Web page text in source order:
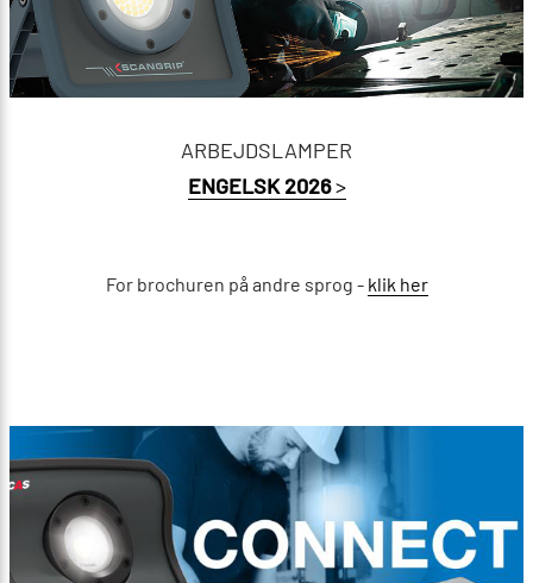
ARBEJDSLAMPER
ENGELSK 2026>
For brochuren på andre sprog - klik her